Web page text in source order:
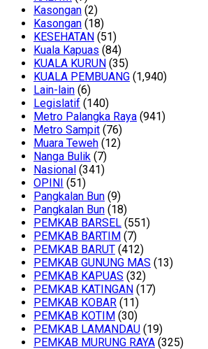
Kasongan (2)
Kasongan (18)
KESEHATAN (51)
Kuala Kapuas (84)
KUALA KURUN (35)
KUALA PEMBUANG (1,940)
Lain-lain (6)
Legislatif (140)
Metro Palangka Raya (941)
Metro Sampit (76)
Muara Teweh (12)
Nanga Bulik (7)
Nasional (341)
OPINI (51)
Pangkalan Bun (9)
Pangkalan Bun (18)
PEMKAB BARSEL (551)
PEMKAB BARTIM (7)
PEMKAB BARUT (412)
PEMKAB GUNUNG MAS (13)
PEMKAB KAPUAS (32)
PEMKAB KATINGAN (17)
PEMKAB KOBAR (11)
PEMKAB KOTIM (30)
PEMKAB LAMANDAU (19)
PEMKAB MURUNG RAYA (325)